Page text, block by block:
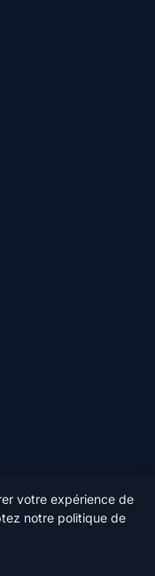
réservés.
votre expérience de
notre politique de